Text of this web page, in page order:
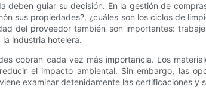
deben guiar su decisión. En la gestión de
sus propiedades?, ¿cuáles son los ciclos de
del proveedor también son importantes:
industria hotelera.
cobran cada vez más importancia. Los
el impacto ambiental. Sin embargo, las
examinar detenidamente las certificaciones